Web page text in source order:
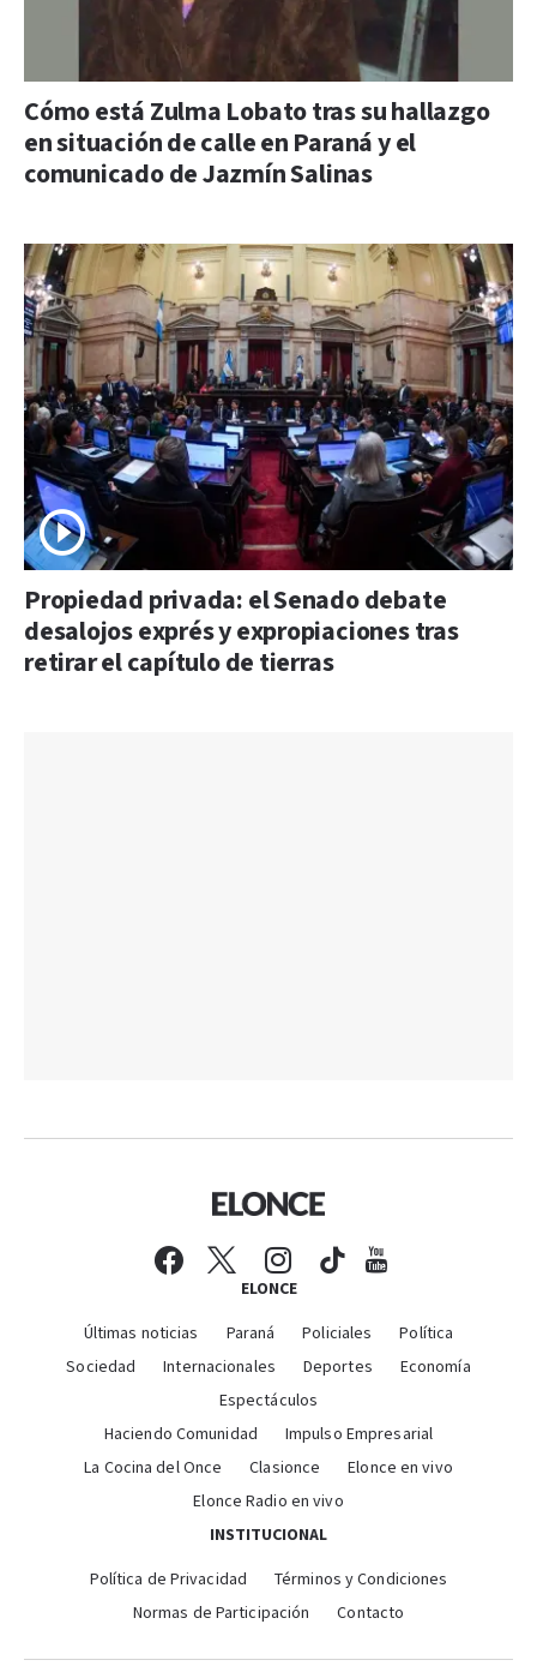
Cómo está Zulma Lobato tras su hallazgo
en situación de calle en Paraná y el
comunicado de Jazmín Salinas
Propiedad privada: el Senado debate
desalojos exprés y expropiaciones tras
retirar el capítulo de tierras
ELONCE
Últimas noticias Paraná Policiales
Política
Sociedad
Internacionales Deportes
Economía
Espectáculos
Haciendo Comunidad
Impulso Empresarial
La Cocina del Once
Clasionce
Elonce en vivo
Elonce Radio en vivo
INSTITUCIONAL
Política de Privacidad
Términos y Condiciones
Normas de Participación
Contacto